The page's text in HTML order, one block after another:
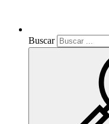
Buscar